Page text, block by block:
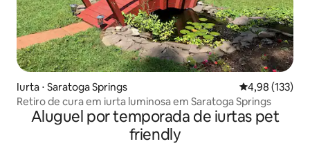
Iurta ⋅ Saratoga Springs 4,98 de uma
4,98 (133)
Retiro de cura em iurta luminosa em Saratoga Springs
Aluguel por temporada de iurtas pet
friendly